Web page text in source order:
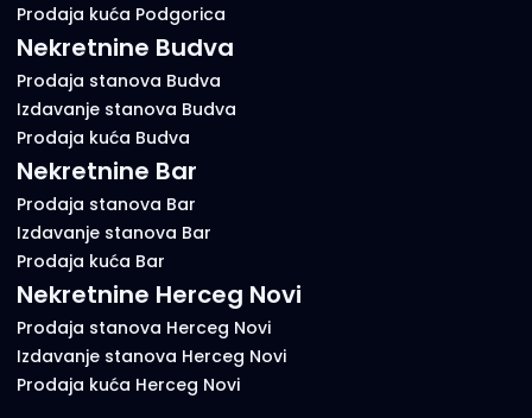
Prodaja kuća Podgorica
Nekretnine Budva
Prodaja stanova Budva
Izdavanje stanova Budva
Prodaja kuća Budva
Nekretnine Bar
Prodaja stanova Bar
Izdavanje stanova Bar
Prodaja kuća Bar
Nekretnine Herceg Novi
Prodaja stanova Herceg Novi
Izdavanje stanova Herceg Novi
Prodaja kuća Herceg Novi